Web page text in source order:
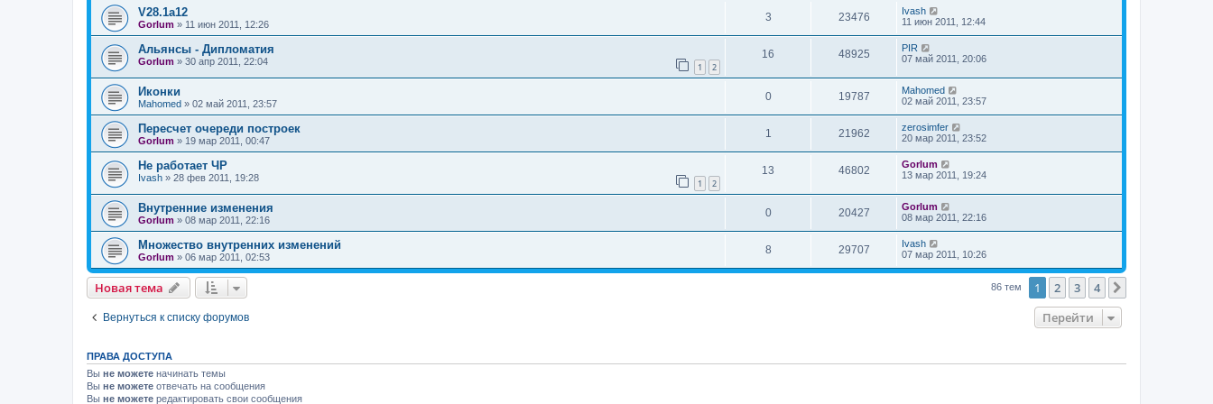
V28.1a12
Gorlum » 11 июн 2011, 12:26
3 23476
Ivash
11 июн 2011, 12:44
Альянсы - Дипломатия
Gorlum » 30 апр 2011, 22:04 1 2
16 48925
PIR
07 май 2011, 20:06
Иконки
Mahomed » 02 май 2011, 23:57
0 19787
Mahomed
02 май 2011, 23:57
Пересчет очереди построек
Gorlum » 19 мар 2011, 00:47
1 21962
zerosimfer
20 мар 2011, 23:52
Не работает ЧР
Ivash » 28 фев 2011, 19:28 1 2
13 46802
Gorlum
13 мар 2011, 19:24
Внутренние изменения
Gorlum » 08 мар 2011, 22:16
0 20427
Gorlum
08 мар 2011, 22:16
Множество внутренних изменений
Gorlum » 06 мар 2011, 02:53
8 29707
Ivash
07 мар 2011, 10:26
Новая тема 86 тем 1 2 3 4
Вернуться к списку форумов Перейти
ПРАВА ДОСТУПА
Вы не можете начинать темы
Вы не можете отвечать на сообщения
Вы не можете редактировать свои сообщения